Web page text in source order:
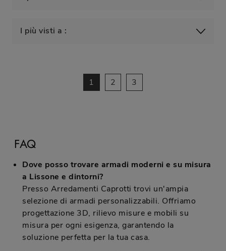
I più visti a :
1 2 3
FAQ
Dove posso trovare armadi moderni e su misura
a Lissone e dintorni?
Presso Arredamenti Caprotti trovi un'ampia
selezione di armadi personalizzabili. Offriamo
progettazione 3D, rilievo misure e mobili su
misura per ogni esigenza, garantendo la
soluzione perfetta per la tua casa.